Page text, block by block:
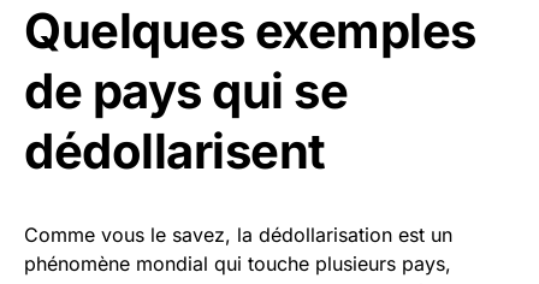
Quelques exemples
de pays qui se
dédollarisent
Comme vous le savez, la dédollarisation est un
phénomène mondial qui touche plusieurs pays,